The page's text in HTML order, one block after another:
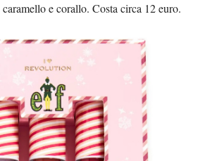
e corallo. Costa circa 12 euro.